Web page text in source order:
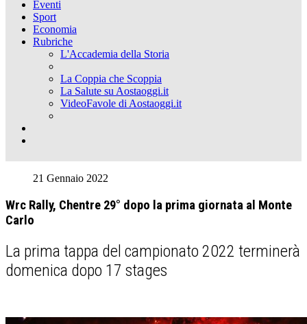
Eventi
Sport
Economia
Rubriche
L'Accademia della Storia
La Coppia che Scoppia
La Salute su Aostaoggi.it
VideoFavole di Aostaoggi.it
21 Gennaio 2022
Wrc Rally, Chentre 29° dopo la prima giornata al Monte
Carlo
La prima tappa del campionato 2022 terminerà
domenica dopo 17 stages